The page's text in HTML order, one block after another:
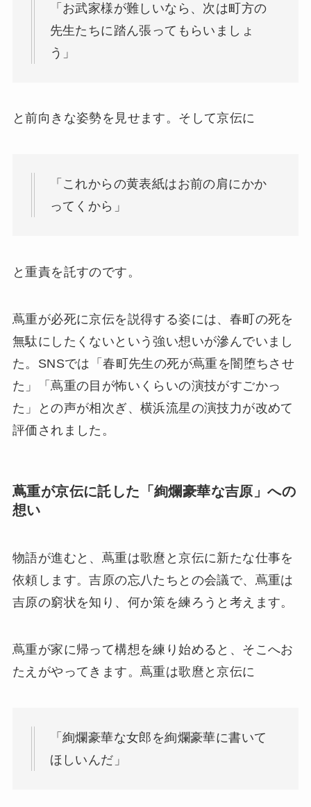
「お武家様が難しいなら、次は町方の
先生たちに踏ん張ってもらいましょ
う」
と前向きな姿勢を見せます。そして京伝に
「これからの黄表紙はお前の肩にかか
ってくから」
と重責を託すのです。
蔦重が必死に京伝を説得する姿には、春町の死を
無駄にしたくないという強い想いが滲んでいまし
た。SNSでは「春町先生の死が蔦重を闇堕ちさせ
た」「蔦重の目が怖いくらいの演技がすごかっ
た」との声が相次ぎ、横浜流星の演技力が改めて
評価されました。
蔦重が京伝に託した「絢爛豪華な吉原」への
想い
物語が進むと、蔦重は歌麿と京伝に新たな仕事を
依頼します。吉原の忘八たちとの会議で、蔦重は
吉原の窮状を知り、何か策を練ろうと考えます。
蔦重が家に帰って構想を練り始めると、そこへお
たえがやってきます。蔦重は歌麿と京伝に
「絢爛豪華な女郎を絢爛豪華に書いて
ほしいんだ」